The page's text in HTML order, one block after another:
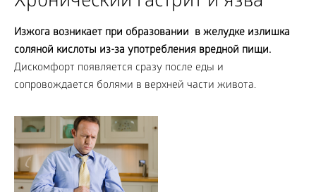
Изжога возникает при образовании в желудке излишка
соляной кислоты из-за употребления вредной пищи.
Дискомфорт появляется сразу после еды и
сопровождается болями в верхней части живота.